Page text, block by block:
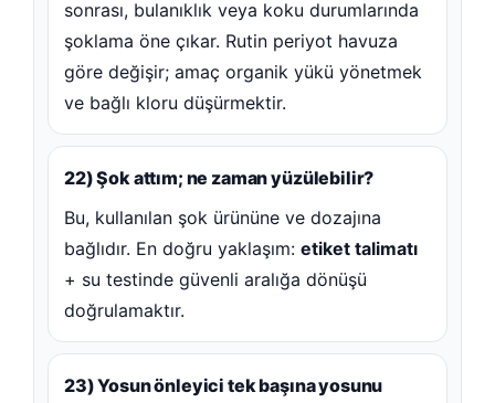
sonrası, bulanıklık veya koku durumlarında
şoklama öne çıkar. Rutin periyot havuza
göre değişir; amaç organik yükü yönetmek
ve bağlı kloru düşürmektir.
22) Şok attım; ne zaman yüzülebilir?
Bu, kullanılan şok ürününe ve dozajına
bağlıdır. En doğru yaklaşım: etiket talimatı
+ su testinde güvenli aralığa dönüşü
doğrulamaktır.
23) Yosun önleyici tek başına yosunu